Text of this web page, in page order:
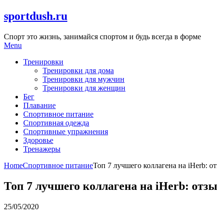
Skip
to
sportdush.ru
Спорт это жизнь, занимайся спортом и будь всегда в форме
Menu
Тренировки
Тренировки для дома
Тренировки для мужчин
Тренировки для женщин
Бег
Плавание
Спортивное питание
Спортивная одежда
Спортивные упражнения
Здоровье
Тренажеры
HomeСпортивное питаниеТоп 7 лучшего коллагена на iHerb:
Топ 7 лучшего коллагена на iHerb:
25/05/2020